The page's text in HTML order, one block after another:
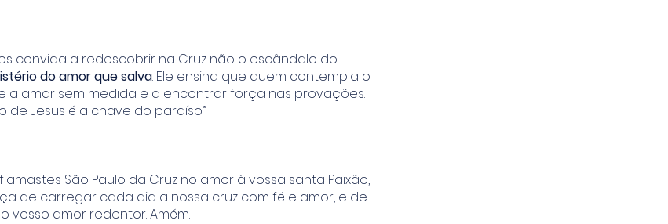
convida a redescobrir na Cruz não o escândalo do
do amor que salva. Ele ensina que quem contempla o
a amar sem medida e a encontrar força nas provações.
de Jesus é a chave do paraíso.”
São Paulo da Cruz no amor à vossa santa Paixão,
de carregar cada dia a nossa cruz com fé e amor, e de
vosso amor redentor. Amém.